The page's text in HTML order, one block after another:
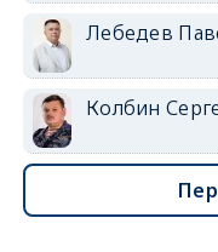
Лебедев
Колбин